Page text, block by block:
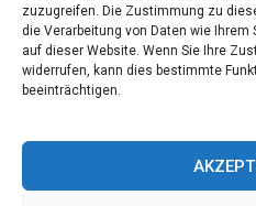
zuzugreifen. Die Zustimmung zu
die Verarbeitung von Daten wie
auf dieser Website. Wenn Sie Ihre
widerrufen, kann dies bestimmte
beeinträchtigen.